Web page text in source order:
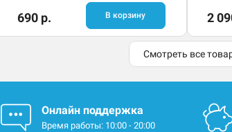
690 р. В корзину 2
Смотреть все
Онлайн поддержка
Время работы: 10:00 - 20:00